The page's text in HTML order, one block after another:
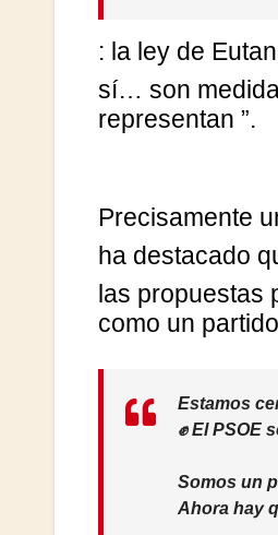
: la ley de
sí… son
representan ”.
Precisamente
ha destacado
las propuestas
como un
Estamos
✊ El PSOE
Somos un
Ahora hay